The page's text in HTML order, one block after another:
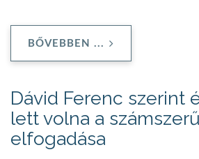
BŐVEBBEN ...
Dávid Ferenc szerint
lett volna a
elfogadása